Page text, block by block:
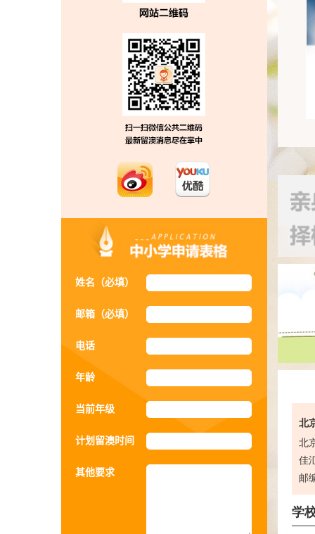
姓名（必填）
邮箱（必填）
电话
年龄
当前年级
计划留澳时间
其他要求
北
北
佳
邮
学